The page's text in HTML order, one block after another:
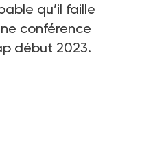
qu’il faille
conférence
début 2023.